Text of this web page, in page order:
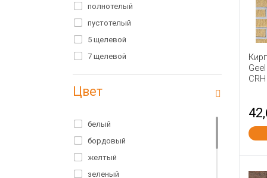
RAUF
Rauf Fassade
Terex
WIENERBERGER TERCA
Азарово
Алексин ТСМ
Белые столбы
Богородск
Болохово
полнотелый
пустотелый
5 щелевой
7 щелевой
Цвет
белый
бордовый
желтый
зеленый